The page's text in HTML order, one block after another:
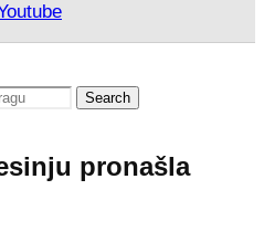
Search
pronašla